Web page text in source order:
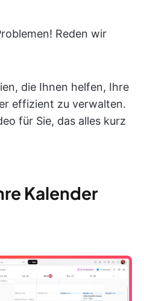
Reden wir
die Ihnen helfen, Ihre
effizient zu verwalten.
für Sie, das alles kurz
Kalender